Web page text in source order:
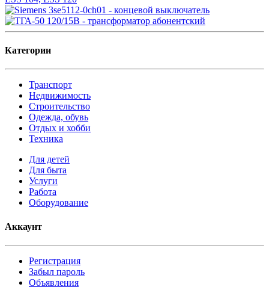
Категории
Транспорт
Недвижимость
Строительство
Одежда, обувь
Отдых и хобби
Техника
Для детей
Для быта
Услуги
Работа
Оборудование
Аккаунт
Регистрация
Забыл пароль
Объявления